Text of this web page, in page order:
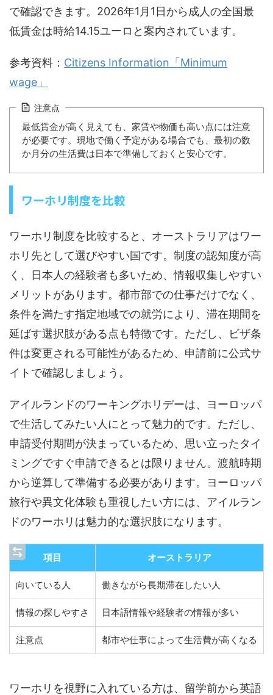
で確認できます。2026年1月1日から成人の全国最
低賃金は時給14.15ユーロと案内されています。
参考資料： Citizens Information「Minimum
wage」
注意点
最低賃金が高く見えても、家賃や物価も高い点には注意
が必要です。現地で働く予定がある場合でも、最初の数
か月分の生活費は日本で準備しておくと安心です。
ワーホリ制度を比較
ワーホリ制度を比較すると、オーストラリアはワー
ホリ先として選びやすい国です。制度の認知度が高
く、日本人の経験者も多いため、情報収集しやすい
メリットがあります。都市部での仕事だけでなく、
条件を満たす指定地域での就労により、滞在期間を
延ばす選択肢がある点も特徴です。ただし、ビザ条
件は変更される可能性があるため、申請前に公式サ
イトで確認しましょう。
アイルランドのワーキングホリデーは、ヨーロッパ
で生活してみたい人にとって魅力的です。ただし、
申請受付期間が決まっているため、思い立ったタイ
ミングですぐ申請できるとは限りません。渡航時期
から逆算して準備する必要があります。ヨーロッパ
旅行や異文化体験も重視したい方には、アイルラン
ドのワーホリは魅力的な選択肢になります。
項目 オーストラリア
向いている人 働きながら長期滞在したい人
情報の探しやすさ 日本語情報や経験者の情報が多い
注意点 都市や仕事によって生活費が高くなる
ワーホリを視野に入れている方は、留学前から英語